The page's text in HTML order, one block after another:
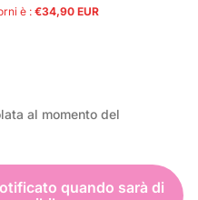
è : €34,90 EUR
al momento del
quando sarà di